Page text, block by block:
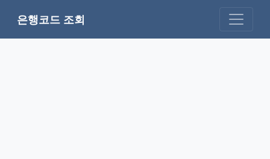
은행코드 조회